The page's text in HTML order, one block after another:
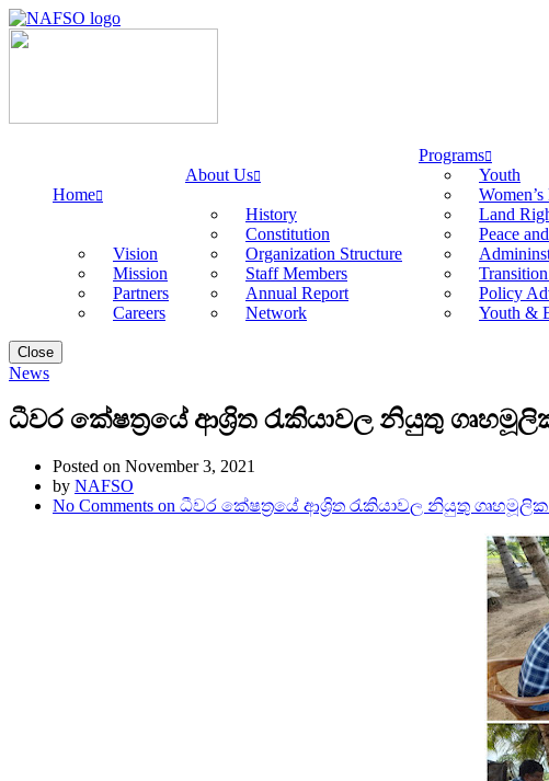
Home
Vision
Mission
Partners
Careers
About Us
History
Constitution
Organization Structure
Staff Members
Annual Report
Network
Programs
Youth
Land
Peace
Policy
Youth &
Close
News
ධීවර කේෂත්‍රයේ ආශ්‍රිත රැකියාවල නියුතු
Posted on November 3, 2021
by NAFSO
No Comments on ධීවර කේෂත්‍රයේ ආශ්‍රිත රැකියාවල නියුතු